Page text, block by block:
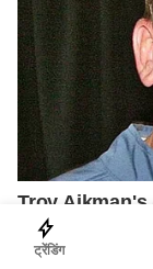
ट्रेंडिंग